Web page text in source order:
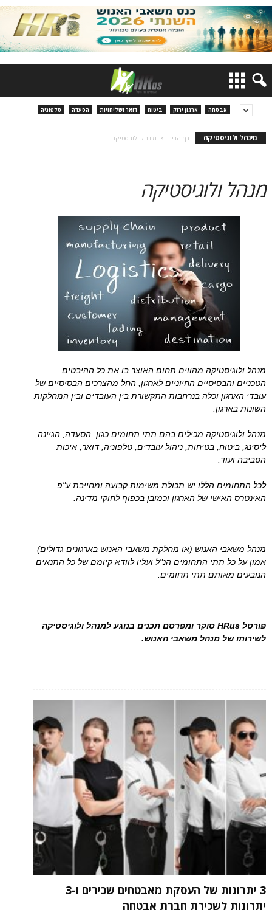
אבטחה ארגון ירוק ביטוח דואר ושליחויות הסעדה טלפוניה
מינהל ולוגיסטיקה דף הבית מינהל ולוגיסטיקה
מנהל ולוגיסטיקה
מנהל ולוגיסטיקה מהווים תחום האוצר בו את כל ההיבטים
הטכניים והבסיסיים החיוניים לארגון, החל מהצרכים הבסיסיים של
עובדי הארגון וכלה בנרחבות התקשורת בין העובדים ובין המחלקות
השונות בארגון.
מנהל ולוגיסטיקה מכילים בהם תתי תחומים כגון: הסעדה, הגיינה,
ליסינג, ביטוח, בטיחות, ניהול עובדים, טלפוניה, דואר, איכות
הסביבה ועוד.
לכל התחומים הללו יש תכולת משימות קבועה ומחייבת ע"פ
האינטרס האישי של הארגון וכמובן בכפוף לחוקי מדינה.
מנהל משאבי האנוש (או מחלקת משאבי האנוש בארגונים גדולים)
אמון על כל תתי התחומים הנ"ל ועליו לוודא קיומם של כל התנאים
הנובעים מאותם תתי תחומים.
פורטל HRus סוקר ומפרסם תכנים בנוגע למנהל ולוגיסטיקה
לשירותו של מנהל משאבי האנוש.
3 יתרונות של העסקת מאבטחים שכירים ו-3
יתרונות לשכירת חברת אבטחה